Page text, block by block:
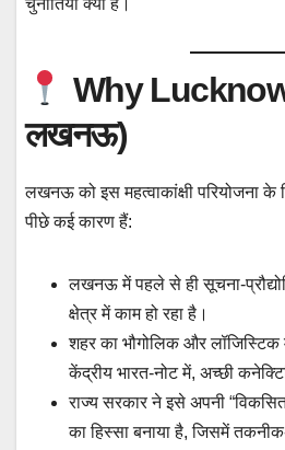
चुनौतियाँ क्या हैं।
Why
लखनऊ)
लखनऊ को इस महत्वाकांक्षी परियोजना
पीछे कई कारण हैं:
लखनऊ में पहले से ही सूचना-
क्षेत्र में काम हो रहा है।
शहर का भौगोलिक और लॉजिस्टिक
केंद्रीय भारत-नोट में, अच्छी
राज्य सरकार ने इसे अपनी
का हिस्सा बनाया है, जिसमें